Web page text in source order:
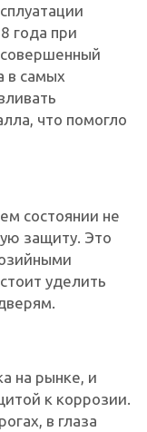
года при
в самых
что помогло
состоянии не
защиту. Это
уделить
на рынке, и
к коррозии.
в глаза